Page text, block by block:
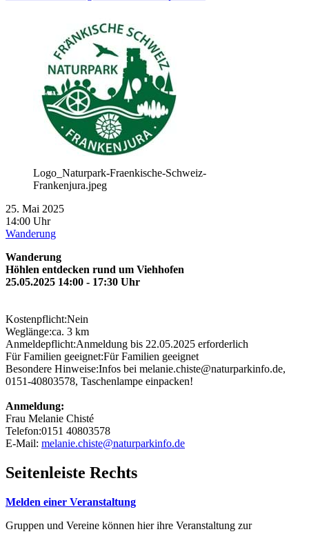
Logo_Naturpark-Fraenkische-Schweiz-
Frankenjura.jpeg
25. Mai 2025
14:00 Uhr
Wanderung
Wanderung
Höhlen entdecken rund um Viehhofen
25.05.2025 14:00 - 17:30 Uhr
Kostenpflicht:Nein
Weglänge:ca. 3 km
Anmeldepflicht:Anmeldung bis 22.05.2025 erforderlich
Für Familien geeignet:Für Familien geeignet
Besondere Hinweise:Infos bei melanie.chiste@naturparkinfo.de,
0151-40803578, Taschenlampe einpacken!
Anmeldung:
Frau Melanie Chisté
Telefon:0151 40803578
E-Mail: melanie.chiste@naturparkinfo.de
Seitenleiste Rechts
Melden einer Veranstaltung
Gruppen und Vereine können hier ihre Veranstaltung zur